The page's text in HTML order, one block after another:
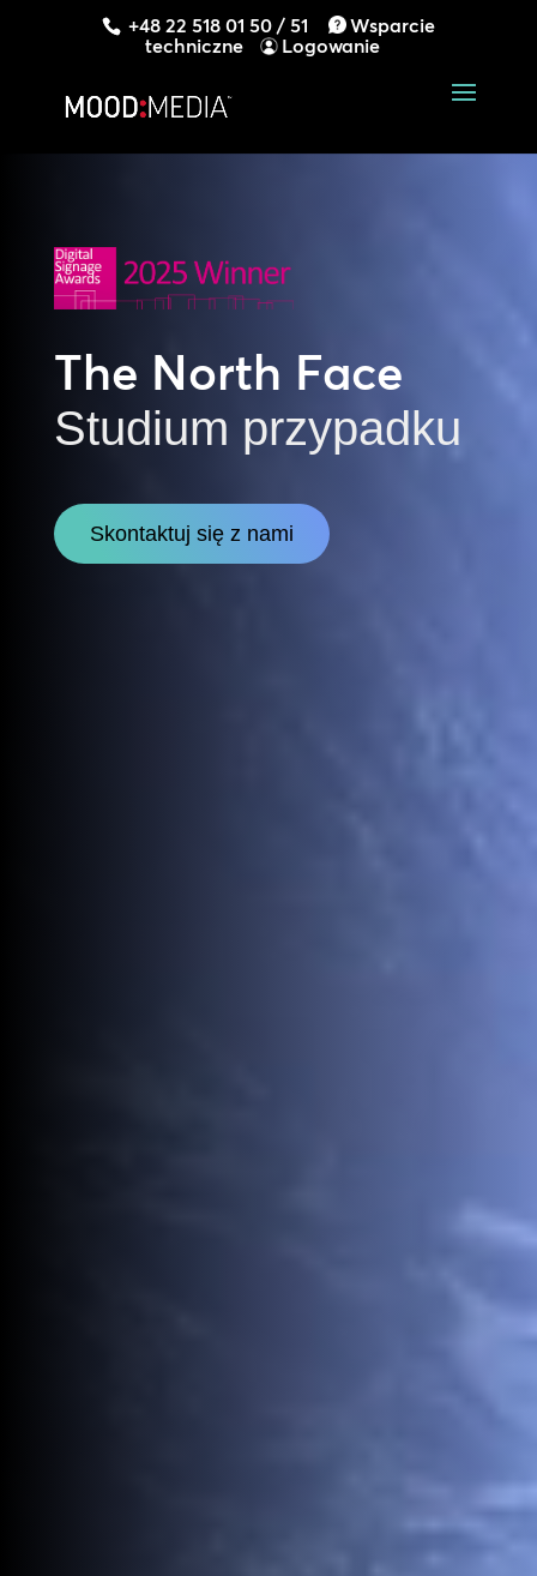
+48 22 518 01 50 / 51
Wsparcie
techniczne
Logowanie
The North Face
Studium przypadku
Skontaktuj się z nami